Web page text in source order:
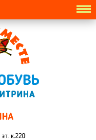
к.220